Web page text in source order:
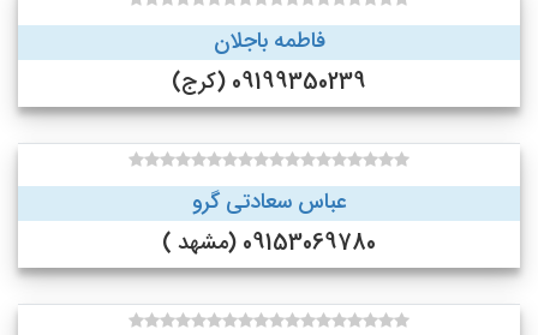
فاطمه باجلان
09199350239 (کرج)
عباس سعادتی گرو
09153069780 (مشهد )